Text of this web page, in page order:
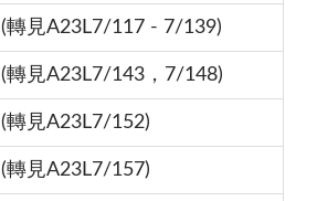
(轉見A23L7/117 - 7/139)
(轉見A23L7/143，7/148)
(轉見A23L7/152)
(轉見A23L7/157)